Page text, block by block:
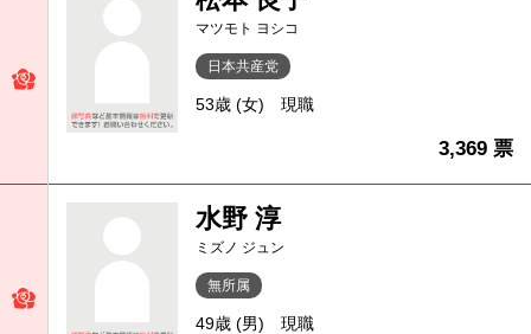
マツモト ヨシコ
日本共産党
53歳 (女) 現職
3,369 票
水野 淳
ミズノ ジュン
無所属
49歳 (男) 現職